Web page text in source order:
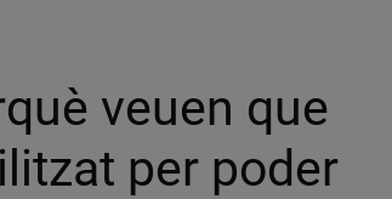
veuen que
per poder